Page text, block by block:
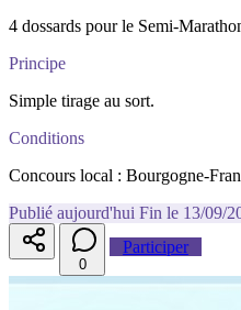
4 dossards pour le Semi-
Principe
Simple tirage au sort.
Conditions
Concours local : Bourgogne-
Publié aujourd'hui Fin le 13/09/
0
Participer